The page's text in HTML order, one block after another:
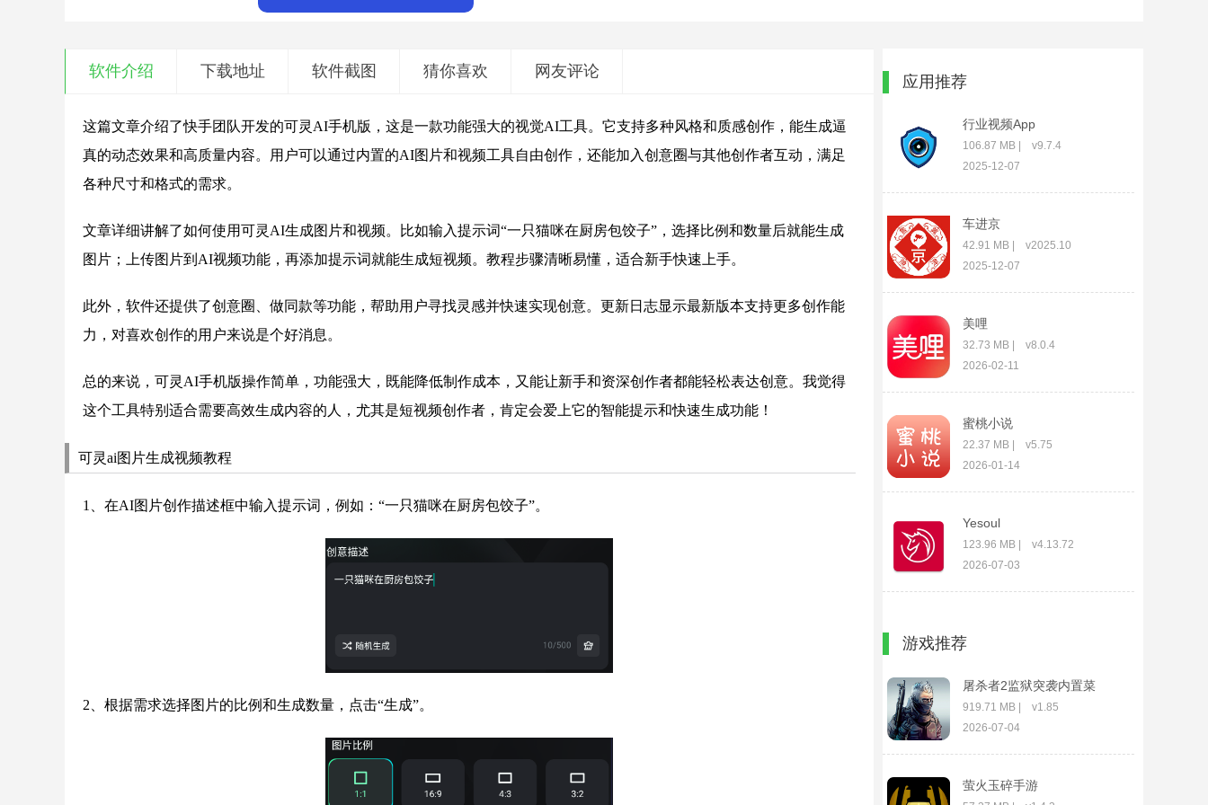
软件介绍 下载地址 软件截图 猜你喜欢 网友评论
这篇文章介绍了快手团队开发的可灵AI手机版，这是一款功能强大的视觉AI工具。它支持多种风格和质感创作，能生成逼
真的动态效果和高质量内容。用户可以通过内置的AI图片和视频工具自由创作，还能加入创意圈与其他创作者互动，满足
各种尺寸和格式的需求。
文章详细讲解了如何使用可灵AI生成图片和视频。比如输入提示词“一只猫咪在厨房包饺子”，选择比例和数量后就能生成
图片；上传图片到AI视频功能，再添加提示词就能生成短视频。教程步骤清晰易懂，适合新手快速上手。
此外，软件还提供了创意圈、做同款等功能，帮助用户寻找灵感并快速实现创意。更新日志显示最新版本支持更多创作能
力，对喜欢创作的用户来说是个好消息。
总的来说，可灵AI手机版操作简单，功能强大，既能降低制作成本，又能让新手和资深创作者都能轻松表达创意。我觉得
这个工具特别适合需要高效生成内容的人，尤其是短视频创作者，肯定会爱上它的智能提示和快速生成功能！
可灵ai图片生成视频教程
1、在AI图片创作描述框中输入提示词，例如：“一只猫咪在厨房包饺子”。
2、根据需求选择图片的比例和生成数量，点击“生成”。
应用推荐
行业视频App
106.87 MB | v9.7.4
2025-12-07
车进京
42.91 MB | v2025.10
2025-12-07
美哩
32.73 MB | v8.0.4
2026-02-11
蜜桃小说
22.37 MB | v5.75
2026-01-14
Yesoul
123.96 MB | v4.13.72
2026-07-03
140.64 MB | v19.0.60
游戏推荐
屠杀者2监狱突袭内置菜
单破解版
919.71 MB | v1.85
2026-07-04
萤火玉碎手游